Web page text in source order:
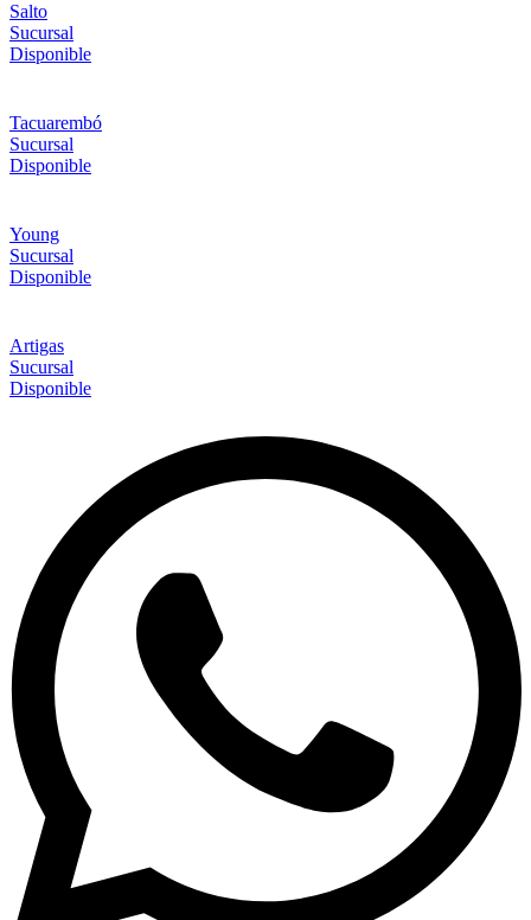
Salto
Sucursal
Disponible
Tacuarembó
Sucursal
Disponible
Young
Sucursal
Disponible
Artigas
Sucursal
Disponible